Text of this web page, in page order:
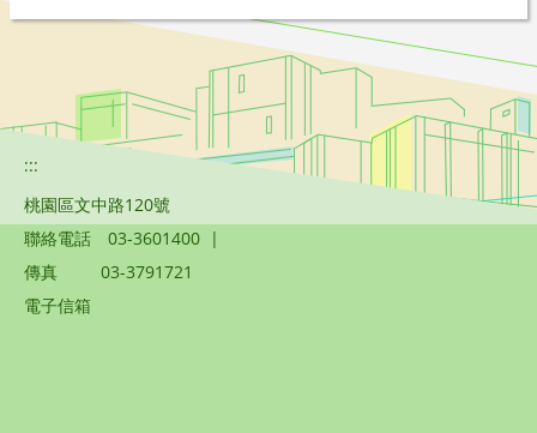
:::
桃園區文中路120號
聯絡電話
03-3601400 |
傳真
03-3791721
電子信箱